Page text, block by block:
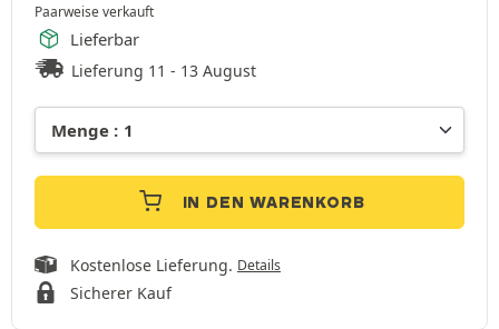
Paarweise verkauft
Lieferbar
Lieferung 11 - 13 August
IN DEN WARENKORB
Kostenlose Lieferung. Details
Sicherer Kauf